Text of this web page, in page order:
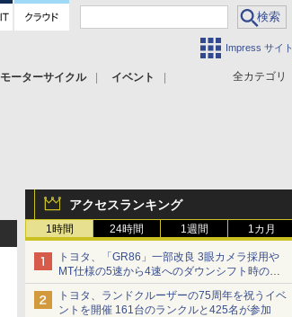
Impress サイト
全カテゴリ
モーターサイクル
イベント
アクセスランキング
1時間 24時間 1週間 1カ月
トヨタ、「GR86」一部改良 3眼カメラ採用や
MT仕様の5速から4速へのダウンシフト時の操
作性向上など
トヨタ、ランドクルーザーの75周年を祝うイベ
ントを開催 161台のランクルと425名が参加